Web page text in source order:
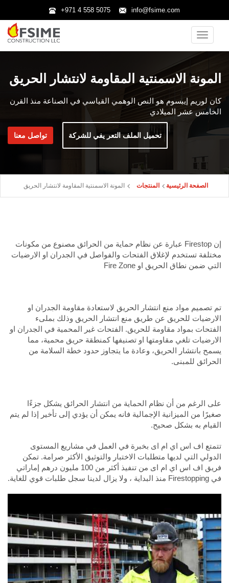
+971 4 558 5075 info@fsime.com
Toggle
المونة الاسمنتية المقاومة لانتشار الحريق
كان لوريم إيبسوم هو النص الوهمي القياسي في الصناعة منذ القرن
الخامس عشر الميلادي
‫تحميل‬ ‫الملف‬ ‫التعر‬ ‫يفي‬ ‫للشركة‬ ‫تواصل‬ ‫معنا‬
الصفحة الرئيسية المنتجات المونة الاسمنتية المقاومة لانتشار الحريق
إن Firestop عبارة عن نظام حماية من الحرائق مصنوع من مكونات
مختلفة تستخدم لإغلاق الفتحات والفواصل في الجدران او الارضيات
التي ضمن نطاق الحريق او Fire Zone
تم تصميم مواد منع انتشار الحريق لاستعادة مقاومة الجدران او
الارضيات للحريق عن طريق منع انتشار الحريق وذلك بملىء
الفتحات بمواد مقاومة للحريق. الفتحات غير المحمية في الجدران او
الارضيات تلغي مقاومتها او تصنيفها كمنطقة حريق محمية، مما
يسمح بانتشار الحريق، وعادة ما يتجاوز حدود خطة السلامة من
الحرائق للمبنى.
على الرغم من أن نظام الحماية من انتشار الحرائق يشكل جزءًا
صغيرًا من الميزانية الإجمالية فانه يمكن أن يؤدي إلى تأخير إذا لم يتم
القيام به بشكل صحيح.
تتمتع اف اس اي ام اى بخبرة في العمل في مشاريع المستوى
الدولي التي لديها متطلبات الاختبار والتوثيق الأكثر صرامة. تمكن
فريق اف اس اي ام اى من تنفيذ أكثر من 100 مليون درهم إماراتي
في Firestopping منذ البداية ، ولا يزال لدينا سجل طلبات قوي للغاية.